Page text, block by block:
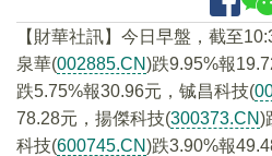
【財華社訊】今日早盤，截至
泉華(002885.CN)跌9.95%報
跌5.75%報30.96元，铖昌科技(
78.28元，揚傑科技(300373.CN)
科技(600745.CN)跌3.90%報